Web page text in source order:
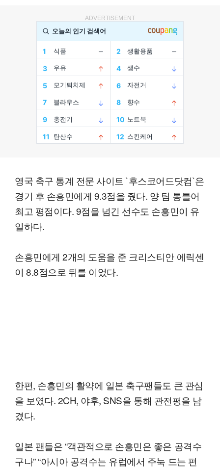
ADVERTISEMENT
영국 축구 통계 전문 사이트 `후스코어드닷컴`은
경기 후 손흥민에게 9.3점을 줬다. 양 팀 통틀어
최고 평점이다. 9점을 넘긴 선수도 손흥민이 유
일하다.
손흥민에게 2개의 도움을 준 크리스티안 에릭센
이 8.8점으로 뒤를 이었다.
한편, 손흥민의 활약에 일본 축구팬들도 큰 관심
을 보였다. 2CH, 야후, SNS을 통해 관전평을 남
겼다.
일본 팬들은 “객관적으로 손흥민은 좋은 공격수
구나” “아시아 공격수는 유럽에서 주눅 드는 편